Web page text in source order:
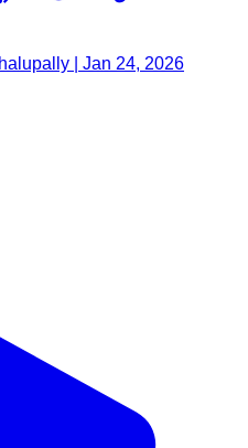
| Jan 24, 2026